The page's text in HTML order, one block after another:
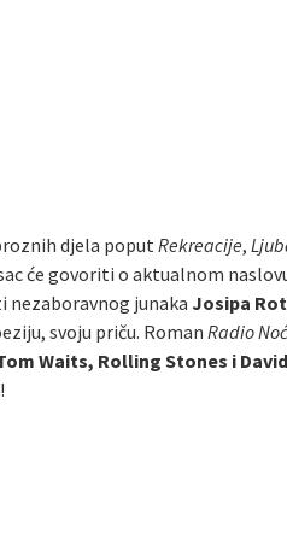
djela poputRekreacije,
će govoriti o aktualnom
junakaJosipa
svoju priču. Roman Radio Noć
Waits, Rolling Stones i